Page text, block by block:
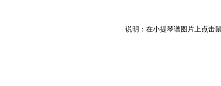
说明：在小提琴谱图片上点击